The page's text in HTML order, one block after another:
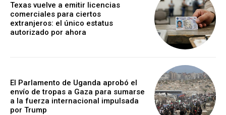
Texas vuelve a emitir licencias
comerciales para ciertos
extranjeros: el único estatus
autorizado por ahora
El Parlamento de Uganda aprobó el
envío de tropas a Gaza para sumarse
a la fuerza internacional impulsada
por Trump